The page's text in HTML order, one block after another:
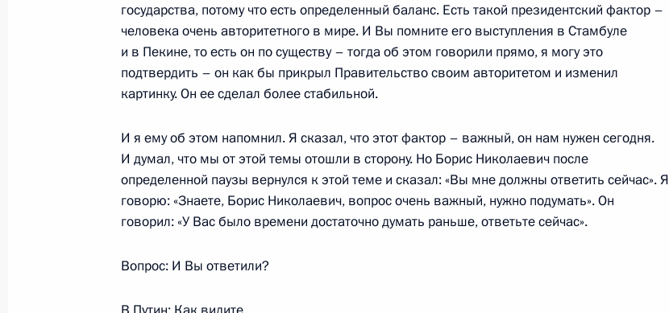
31 декабря 1999 года, 00:03 Москва, Кремль
Выступление исполняющего обязанности Президента России
Безопасности
31 декабря 1999 года, 00:02 Москва, Кремль
Новогоднее обращение исполняющего обязанности Президента
Владимира Путина к гражданам России
государства, потому что есть определенный баланс. Есть такой президентский фактор –
человека очень авторитетного в мире. И Вы помните его выступления в Стамбуле
и в Пекине, то есть он по существу – тогда об этом говорили прямо, я могу это
подтвердить – он как бы прикрыл Правительство своим авторитетом и изменил
картинку. Он ее сделал более стабильной.
И я ему об этом напомнил. Я сказал, что этот фактор – важный, он нам нужен сегодня.
И думал, что мы от этой темы отошли в сторону. Но Борис Николаевич после
определенной паузы вернулся к этой теме и сказал: «Вы мне должны ответить сейчас». Я
говорю: «Знаете, Борис Николаевич, вопрос очень важный, нужно подумать». Он
говорил: «У Вас было времени достаточно думать раньше, ответьте сейчас».
Вопрос: И Вы ответили?